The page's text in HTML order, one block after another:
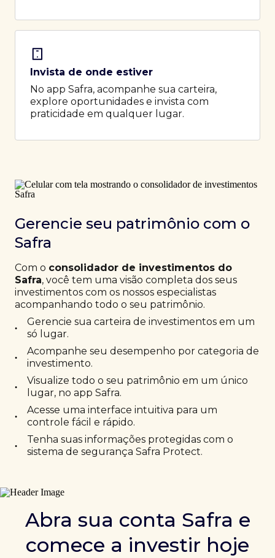
Invista de onde estiver
No app Safra, acompanhe sua carteira,
explore oportunidades e invista com
praticidade em qualquer lugar.
Gerencie seu patrimônio com o
Safra
Com o consolidador de investimentos do
Safra, você tem uma visão completa dos seus
investimentos com os nossos especialistas
acompanhando todo o seu patrimônio.
•
Gerencie sua carteira de investimentos em um
só lugar.
•
Acompanhe seu desempenho por categoria de
investimento.
•
Visualize todo o seu patrimônio em um único
lugar, no app Safra.
•
Acesse uma interface intuitiva para um
controle fácil e rápido.
•
Tenha suas informações protegidas com o
sistema de segurança Safra Protect.
Abra sua conta Safra e
comece a investir hoje